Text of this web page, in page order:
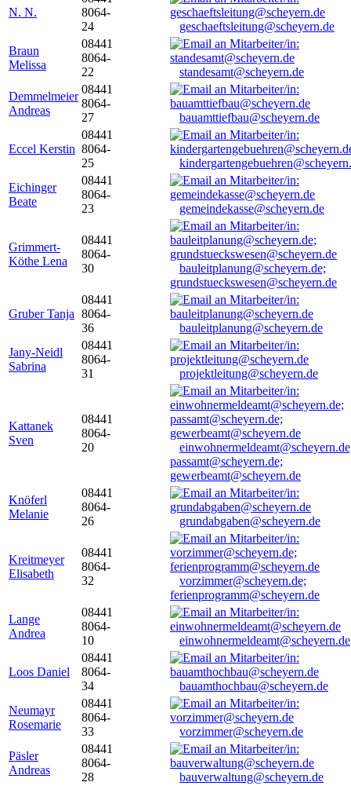
N. N.
8064-
24
geschaeftsleitung@scheyern.de
Braun
Melissa
08441
8064-
22
standesamt@scheyern.de
Demmelmeier
Andreas
08441
8064-
27
bauamttiefbau@scheyern.de
Eccel Kerstin
08441
8064-
25
Eichinger
Beate
08441
8064-
23
gemeindekasse@scheyern.de
Grimmert-
Köthe Lena
08441
8064-
30
bauleitplanung@scheyern.de;
grundstueckswesen@scheyern.de
Gruber Tanja
08441
8064-
36
bauleitplanung@scheyern.de
Jany-Neidl
Sabrina
08441
8064-
31
projektleitung@scheyern.de
Kattanek
Sven
08441
8064-
20
passamt@scheyern.de;
gewerbeamt@scheyern.de
Knöferl
Melanie
08441
8064-
26
grundabgaben@scheyern.de
Kreitmeyer
Elisabeth
08441
8064-
32
vorzimmer@scheyern.de;
ferienprogramm@scheyern.de
Lange
Andrea
08441
8064-
10
einwohnermeldeamt@scheyern.de
Loos Daniel
08441
8064-
34
bauamthochbau@scheyern.de
Neumayr
Rosemarie
08441
8064-
33
vorzimmer@scheyern.de
Päsler
Andreas
08441
8064-
28
bauverwaltung@scheyern.de